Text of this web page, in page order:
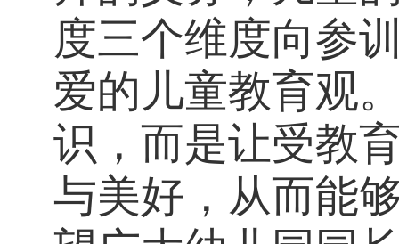
度三个维度向参
爱的儿童教育观
识，而是让受教
与美好，从而能